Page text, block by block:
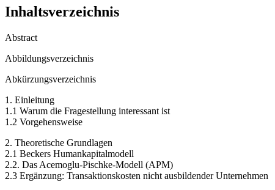
Inhaltsverzeichnis
Abstract
Abbildungsverzeichnis
Abkürzungsverzeichnis
1. Einleitung
1.1 Warum die Fragestellung interessant ist
1.2 Vorgehensweise
2. Theoretische Grundlagen
2.1 Beckers Humankapitalmodell
2.2. Das Acemoglu-Pischke-Modell (APM)
2.3 Ergänzung: Transaktionskosten nicht ausbildender Unternehmen